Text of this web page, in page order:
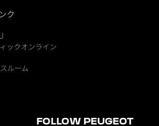
ク
ックオンライン
ルーム
FOLLOW PEUGEOT